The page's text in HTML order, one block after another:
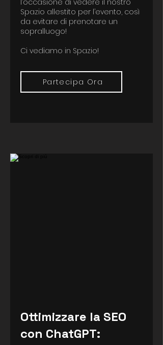
l’occasione di vedere il nostro
Spazio allestito per l’evento, così
da evitare di prenotare un
sopralluogo!
Ci vediamo in Spazio!
Partecipa Ora
Ottimizzare la SEO
con ChatGPT: